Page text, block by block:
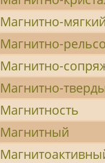
Магнитно-мягкий
Магнитно-
Магнитно-
Магнитно-
Магнитность
Магнитный